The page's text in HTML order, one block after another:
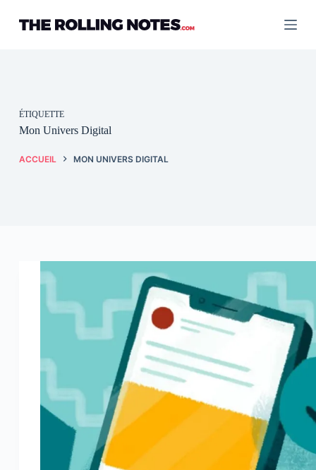
contenu
ÉTIQUETTE
Mon Univers Digital
ACCUEIL MON UNIVERS DIGITAL